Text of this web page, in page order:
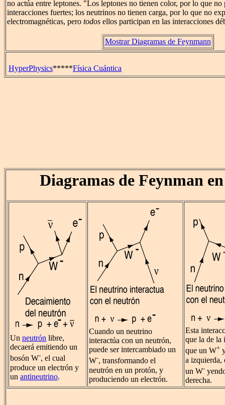
no actúa entre leptones. "Los leptones no tienen color, por lo que no
interacciones fuertes; los neutrinos no tienen carga, por lo que no
electromagnéticas, pero todos ellos participan en las interacciones
Mostrar Diagramas de Feynmann
HyperPhysics*****Física Cuántica
Diagramas de Feynman
Un neutrón libre,
decaerá emitiendo un
bosón W-, el cual
produce un electrón y
un antineutrino.
Cuando un neutrino
interactúa con un neutrón,
puede ser intercambiado un
W-, transformando el
neutrón en un protón, y
produciendo un electrón.
Esta
que la de la
que un W+
a izquierda,
un W-
derecha.